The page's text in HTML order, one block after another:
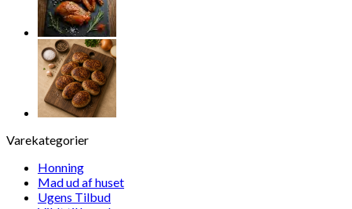
Varekategorier
Honning
Mad ud af huset
Ugens Tilbud